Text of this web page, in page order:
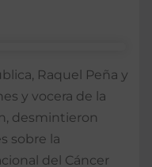
Raquel Peña y
y vocera de la
desmintieron
sobre la
del Cáncer